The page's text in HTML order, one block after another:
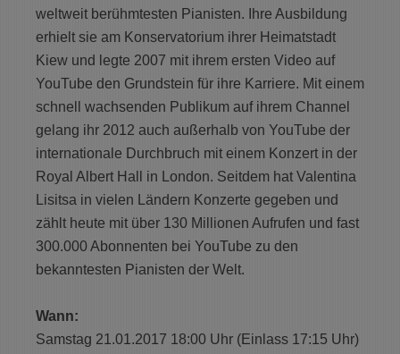
weltweit berühmtesten Pianisten. Ihre Ausbildung
erhielt sie am Konservatorium ihrer Heimatstadt
Kiew und legte 2007 mit ihrem ersten Video auf
YouTube den Grundstein für ihre Karriere. Mit einem
schnell wachsenden Publikum auf ihrem Channel
gelang ihr 2012 auch außerhalb von YouTube der
internationale Durchbruch mit einem Konzert in der
Royal Albert Hall in London. Seitdem hat Valentina
Lisitsa in vielen Ländern Konzerte gegeben und
zählt heute mit über 130 Millionen Aufrufen und fast
300.000 Abonnenten bei YouTube zu den
bekanntesten Pianisten der Welt.
Wann:
Samstag 21.01.2017 18:00 Uhr (Einlass 17:15 Uhr)